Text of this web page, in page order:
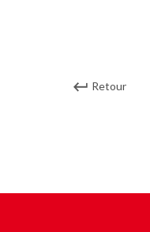
Retour